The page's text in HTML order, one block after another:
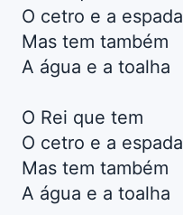
O cetro e a espada
Mas tem também
A água e a toalha
O Rei que tem
O cetro e a espada
Mas tem também
A água e a toalha